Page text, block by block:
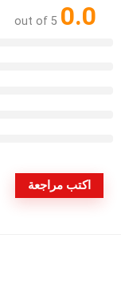
0.0
out of 5
اكتب مراجعة